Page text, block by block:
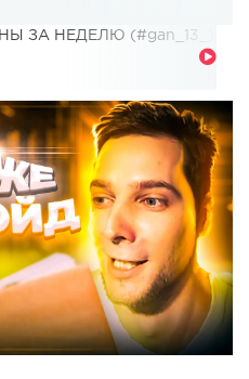
ЗА НЕДЕЛЮ (#gan_13_)